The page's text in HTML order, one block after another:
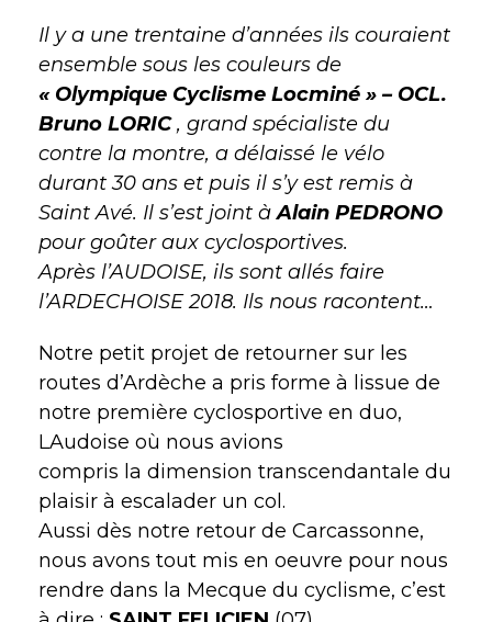
Il y a une trentaine d’années ils couraient
ensemble sous les couleurs de
« Olympique Cyclisme Locminé » – OCL.
Bruno LORIC, grand spécialiste du
contre la montre, a délaissé le vélo
durant 30 ans et puis il s’y est remis à
Saint Avé. Il s’est joint àAlain PEDRONO
pour goûter aux cyclosportives.
Après l’AUDOISE, ils sont allés faire
l’ARDECHOISE 2018. Ils nous racontent…
Notre petit projet de retourner sur les
routes d’Ardèche a pris forme à lissue de
notre première cyclosportive en duo,
LAudoise où nous avions
compris la dimension transcendantale du
plaisir à escalader un col.
Aussi dès notre retour de Carcassonne,
nous avons tout mis en oeuvre pour nous
rendre dans la Mecque du cyclisme, c’est